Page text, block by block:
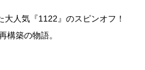
人気『1122』のスピンオフ！
構築の物語。